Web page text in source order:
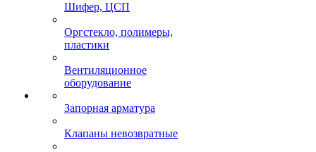
Шифер, ЦСП
Оргстекло, полимеры,
пластики
Вентиляционное
оборудование
Запорная арматура
Клапаны невозвратные